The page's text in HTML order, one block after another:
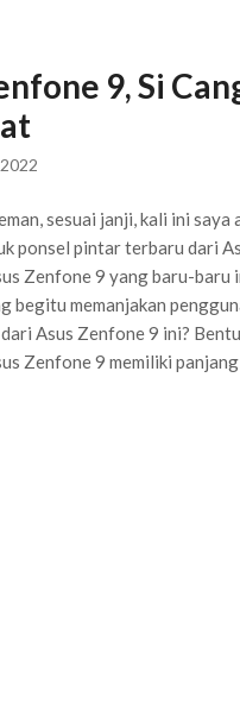
9, Si
sesuai janji, kali ini saya
ponsel pintar terbaru dari
Zenfone 9 yang baru-baru
begitu memanjakan
Asus Zenfone 9 ini?
Zenfone 9 memiliki